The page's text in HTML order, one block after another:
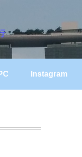
Instagram